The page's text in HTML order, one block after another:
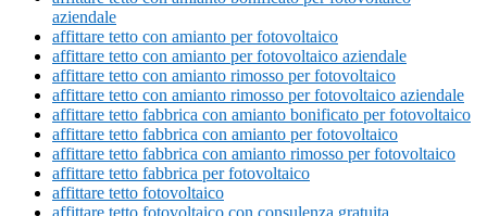
aziendale
affittare tetto con amianto per fotovoltaico
affittare tetto con amianto per fotovoltaico aziendale
affittare tetto con amianto rimosso per fotovoltaico
affittare tetto con amianto rimosso per fotovoltaico aziendale
affittare tetto fabbrica con amianto bonificato per fotovoltaico
affittare tetto fabbrica con amianto per fotovoltaico
affittare tetto fabbrica con amianto rimosso per fotovoltaico
affittare tetto fabbrica per fotovoltaico
affittare tetto fotovoltaico
affittare tetto fotovoltaico con consulenza gratuita